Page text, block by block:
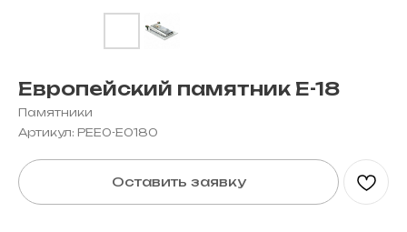
Европейский памятник E-18
Памятники
Артикул: PEE0-E0180
Оставить заявку